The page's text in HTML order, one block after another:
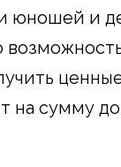
юношей и
на сумму